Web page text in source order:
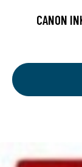
CANON